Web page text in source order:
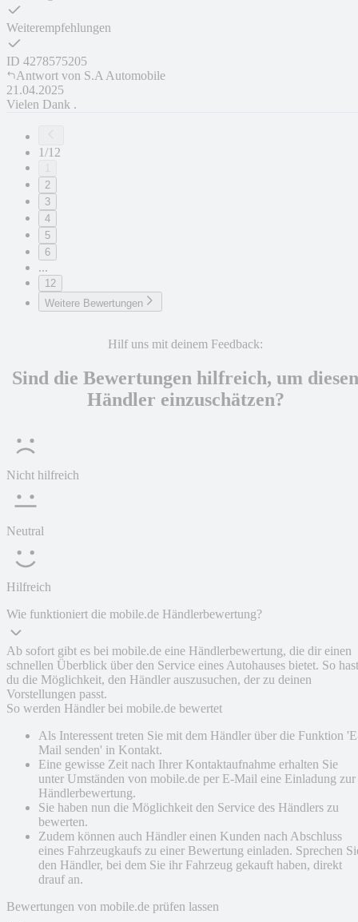
Weiterempfehlungen
ID 4278575205
Antwort von S.A Automobile
21.04.2025
Vielen Dank .
1/12
2
3
4
5
6
...
12
Weitere Bewertungen
Hilf uns mit deinem Feedback:
Sind die Bewertungen hilfreich, um diesen
Händler einzuschätzen?
Nicht hilfreich
Neutral
Hilfreich
Wie funktioniert die mobile.de Händlerbewertung?
Ab sofort gibt es bei mobile.de eine Händlerbewertung, die dir einen
schnellen Überblick über den Service eines Autohauses bietet. So hast
du die Möglichkeit, den Händler auszusuchen, der zu deinen
Vorstellungen passt.
So werden Händler bei mobile.de bewertet
Als Interessent treten Sie mit dem Händler über die Funktion
Mail senden' in Kontakt.
Eine gewisse Zeit nach Ihrer Kontaktaufnahme erhalten Sie
unter Umständen von mobile.de per E-Mail eine Einladung zur
Händlerbewertung.
Sie haben nun die Möglichkeit den Service des Händlers zu
bewerten.
Zudem können auch Händler einen Kunden nach Abschluss
eines Fahrzeugkaufs zu einer Bewertung einladen. Sprechen
den Händler, bei dem Sie ihr Fahrzeug gekauft haben, direkt
drauf an.
Bewertungen von mobile.de prüfen lassen